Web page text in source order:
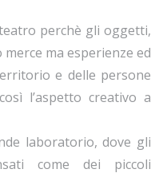
perchè gli oggetti,
ma esperienze ed
e delle persone
l’aspetto creativo a
laboratorio, dove gli
come dei piccoli